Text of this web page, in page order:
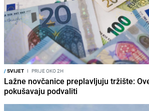
/SVIJET I PRIJE OKO 2H
Lažne novčanice preplavljuju tržište:
pokušavaju podvaliti